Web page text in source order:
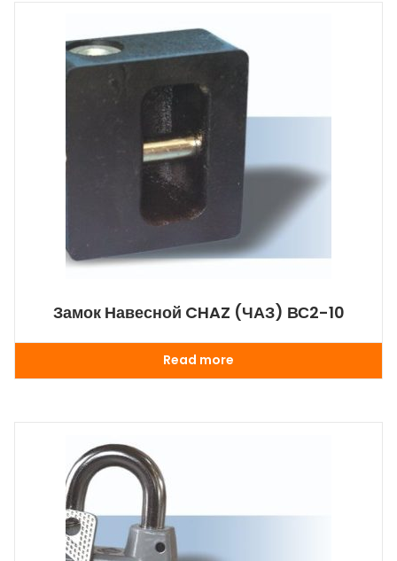
Замок Навесной CHAZ (ЧАЗ) ВС2-10
Read more